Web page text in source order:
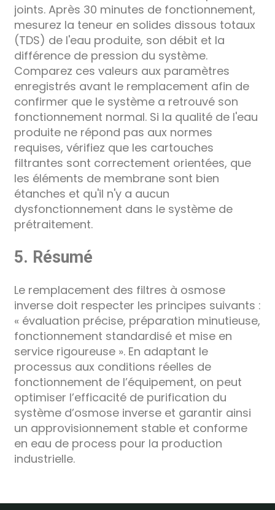
joints. Après 30 minutes de fonctionnement,
mesurez la teneur en solides dissous totaux
(TDS) de l'eau produite, son débit et la
différence de pression du système.
Comparez ces valeurs aux paramètres
enregistrés avant le remplacement afin de
confirmer que le système a retrouvé son
fonctionnement normal. Si la qualité de l'eau
produite ne répond pas aux normes
requises, vérifiez que les cartouches
filtrantes sont correctement orientées, que
les éléments de membrane sont bien
étanches et qu'il n'y a aucun
dysfonctionnement dans le système de
prétraitement.
5. Résumé
Le remplacement des filtres à osmose
inverse doit respecter les principes suivants :
« évaluation précise, préparation minutieuse,
fonctionnement standardisé et mise en
service rigoureuse ». En adaptant le
processus aux conditions réelles de
fonctionnement de l’équipement, on peut
optimiser l’efficacité de purification du
système d’osmose inverse et garantir ainsi
un approvisionnement stable et conforme
en eau de process pour la production
industrielle.